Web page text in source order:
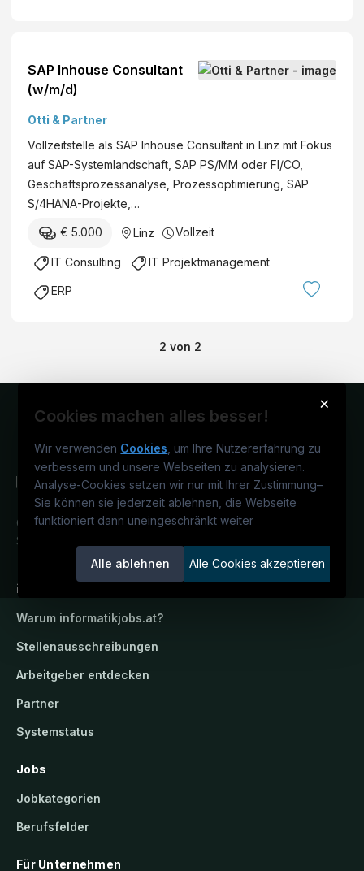
SAP Inhouse Consultant
(w/m/d)
Otti & Partner
Vollzeitstelle als SAP Inhouse Consultant in Linz mit Fokus
auf SAP-Systemlandschaft, SAP PS/MM oder FI/CO,
Geschäftsprozessanalyse, Prozessoptimierung, SAP
S/4HANA-Projekte,…
€ 5.000 Linz Vollzeit
IT Consulting IT Projektmanagement
ERP
2 von 2
×
Cookies machen alles besser!
Wir verwenden Cookies , um Ihre Nutzererfahrung zu
verbessern und unsere Webseiten zu analysieren.
Analyse-Cookies setzen wir nur mit Ihrer Zustimmung–
Sie können sie jederzeit ablehnen, die Webseite
funktioniert dann uneingeschränkt weiter
Alle ablehnen Alle Cookies akzeptieren
Österreichs IT-Karriereportal.Ein
Service der candidatis GmbH.
informatikjobs.at
Warum informatikjobs.at?
Stellenausschreibungen
Arbeitgeber entdecken
Partner
Systemstatus
Jobs
Jobkategorien
Berufsfelder
Für Unternehmen